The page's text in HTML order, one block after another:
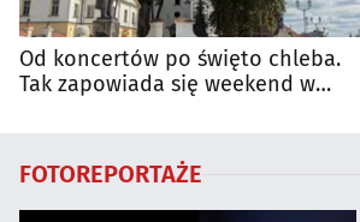
Od koncertów po święto chleba.
Tak zapowiada się weekend w
FOTOREPORTAŻE